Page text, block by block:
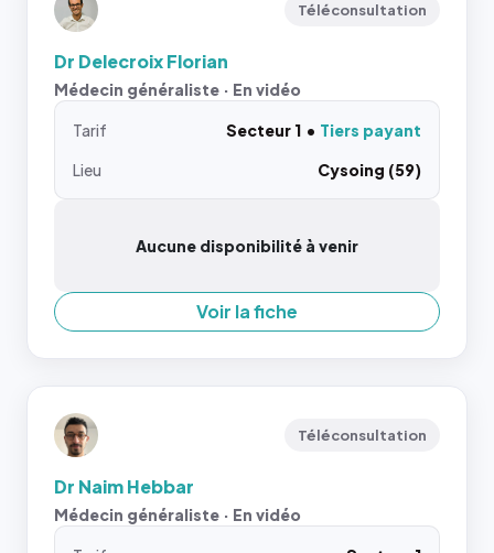
Téléconsultation
Dr Delecroix Florian
Médecin généraliste · En vidéo
Tarif Secteur 1
Tiers payant
Lieu
Cysoing (59)
Aucune disponibilité à venir
Voir la fiche
Téléconsultation
Dr Naim Hebbar
Médecin généraliste · En vidéo